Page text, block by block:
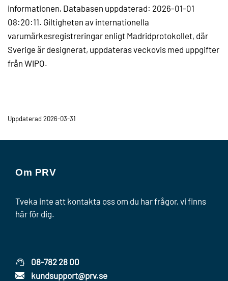
informationen, Databasen uppdaterad: 2026-01-01
08:20:11. Giltigheten av internationella
varumärkesregistreringar enligt Madridprotokollet, där
Sverige är designerat, uppdateras veckovis med uppgifter
från WIPO.
Uppdaterad 2026-03-31
Om PRV
Tveka inte att kontakta oss om du har frågor, vi finns
här för dig.
08-782 28 00
kundsupport@prv.se